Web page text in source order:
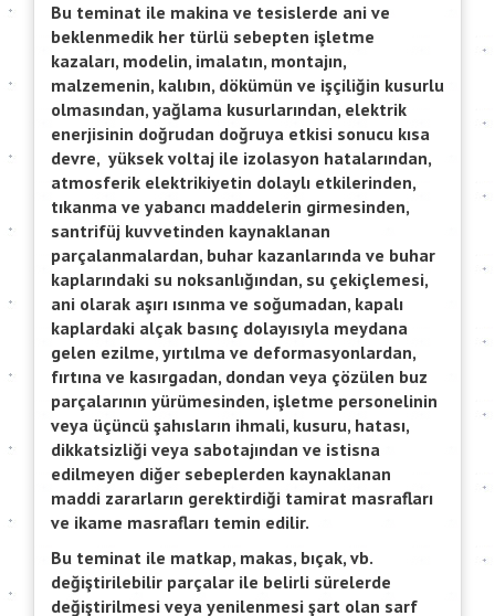
Bu teminat ile makina ve tesislerde ani ve
beklenmedik her türlü sebepten işletme
kazaları, modelin, imalatın, montajın,
malzemenin, kalıbın, dökümün ve işçiliğin kusurlu
olmasından, yağlama kusurlarından, elektrik
enerjisinin doğrudan doğruya etkisi sonucu kısa
devre, yüksek voltaj ile izolasyon hatalarından,
atmosferik elektrikiyetin dolaylı etkilerinden,
tıkanma ve yabancı maddelerin girmesinden,
santrifüj kuvvetinden kaynaklanan
parçalanmalardan, buhar kazanlarında ve buhar
kaplarındaki su noksanlığından, su çekiçlemesi,
ani olarak aşırı ısınma ve soğumadan, kapalı
kaplardaki alçak basınç dolayısıyla meydana
gelen ezilme, yırtılma ve deformasyonlardan,
fırtına ve kasırgadan, dondan veya çözülen buz
parçalarının yürümesinden, işletme personelinin
veya üçüncü şahısların ihmali, kusuru, hatası,
dikkatsizliği veya sabotajından ve istisna
edilmeyen diğer sebeplerden kaynaklanan
maddi zararların gerektirdiği tamirat masrafları
ve ikame masrafları temin edilir.
Bu teminat ile matkap, makas, bıçak, vb.
değiştirilebilir parçalar ile belirli sürelerde
değiştirilmesi veya yenilenmesi şart olan sarf